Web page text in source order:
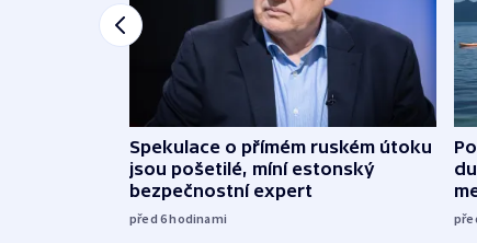
Spekulace o přímém ruském útoku
jsou pošetilé, míní estonský
bezpečnostní expert
před 6hodinami